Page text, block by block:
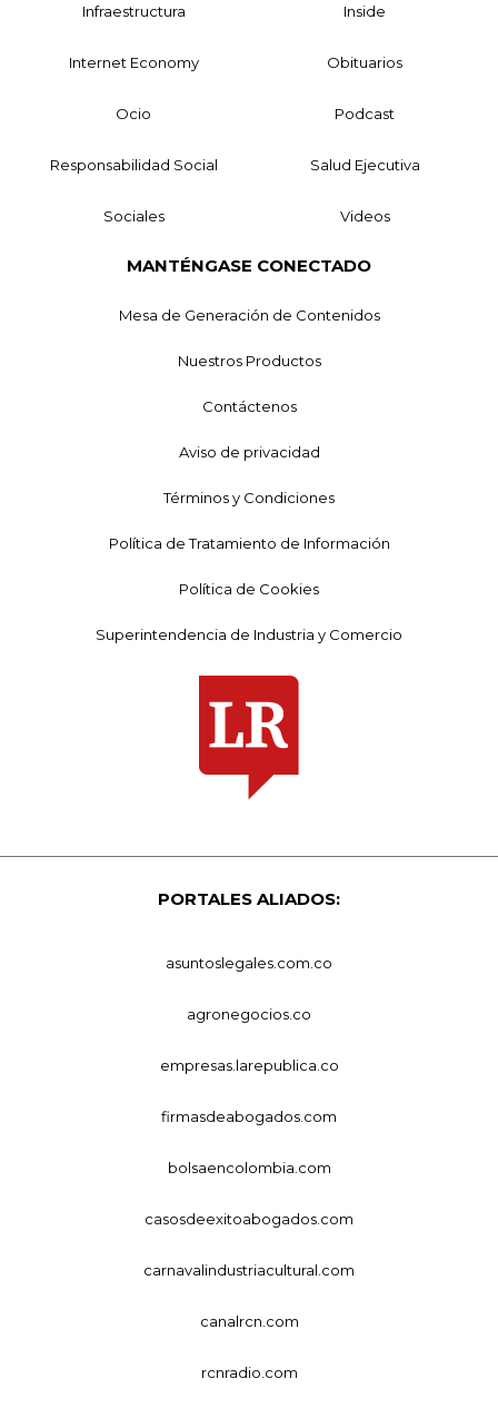
Infraestructura Inside
Internet Economy Obituarios
Ocio Podcast
Responsabilidad Social Salud Ejecutiva
Sociales Videos
MANTÉNGASE CONECTADO
Mesa de Generación de Contenidos
Nuestros Productos
Contáctenos
Aviso de privacidad
Términos y Condiciones
Política de Tratamiento de Información
Política de Cookies
Superintendencia de Industria y Comercio
PORTALES ALIADOS:
asuntoslegales.com.co
agronegocios.co
empresas.larepublica.co
firmasdeabogados.com
bolsaencolombia.com
casosdeexitoabogados.com
carnavalindustriacultural.com
canalrcn.com
rcnradio.com